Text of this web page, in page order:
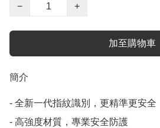
−
+
加至購物車
簡介
- 全新一代指紋識別，更精準更安全
- 高強度材質，專業安全防護